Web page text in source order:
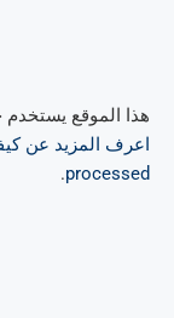
هذا الموقع يستخدم
اعرف المزيد عن
processed
.